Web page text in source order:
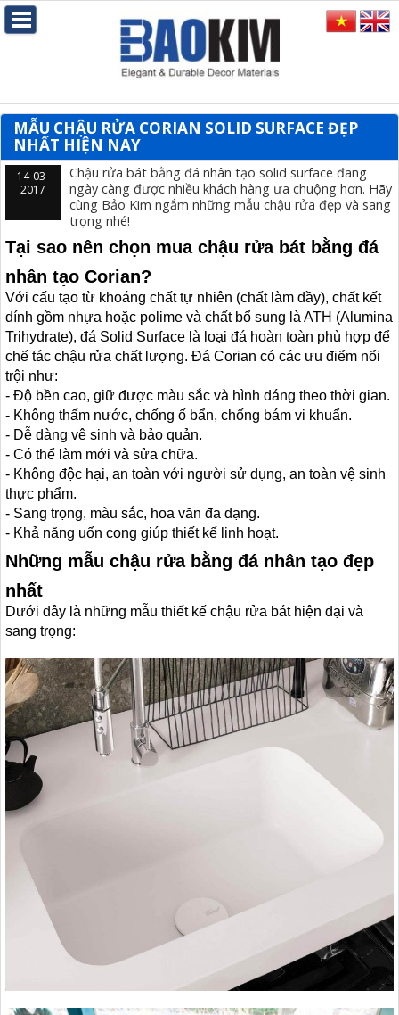
MẪU CHẬU RỬA CORIAN SOLID SURFACE ĐẸP
NHẤT HIỆN NAY
14-03-
2017
Chậu rửa bát bằng đá nhân tạo solid surface đang
ngày càng được nhiều khách hàng ưa chuộng hơn. Hãy
cùng Bảo Kim ngắm những mẫu chậu rửa đẹp và sang
trọng nhé!
Tại sao nên chọn mua chậu rửa bát bằng đá
nhân tạo Corian?
Với cấu tạo từ khoáng chất tự nhiên (chất làm đầy), chất kết
dính gồm nhựa hoặc polime và chất bổ sung là ATH (Alumina
Trihydrate), đá Solid Surface là loại đá hoàn toàn phù hợp để
chế tác chậu rửa chất lượng. Đá Corian có các ưu điểm nổi
trội như:
- Độ bền cao, giữ được màu sắc và hình dáng theo thời gian.
- Không thấm nước, chống ố bẩn, chống bám vi khuẩn.
- Dễ dàng vệ sinh và bảo quản.
- Có thể làm mới và sửa chữa.
- Không độc hại, an toàn với người sử dụng, an toàn vệ sinh
thực phẩm.
- Sang trọng, màu sắc, hoa văn đa dạng.
- Khả năng uốn cong giúp thiết kế linh hoạt.
Những mẫu chậu rửa bằng đá nhân tạo đẹp
nhất
Dưới đây là những mẫu thiết kế chậu rửa bát hiện đại và
sang trọng: